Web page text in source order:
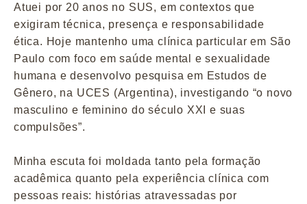
Atuei por 20 anos no SUS, em contextos que
exigiram técnica, presença e responsabilidade
ética. Hoje mantenho uma clínica particular em São
Paulo com foco em saúde mental e sexualidade
humana e desenvolvo pesquisa em Estudos de
Gênero, na UCES (Argentina), investigando “o novo
masculino e feminino do século XXI e suas
compulsões”.
Minha escuta foi moldada tanto pela formação
acadêmica quanto pela experiência clínica com
pessoas reais: histórias atravessadas por